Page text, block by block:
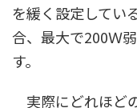
を緩く設定してい
合、最大で200Ｗ
す。
実際にどれほど